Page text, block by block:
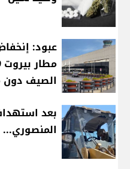
عبود:
الصيف دون
بعد